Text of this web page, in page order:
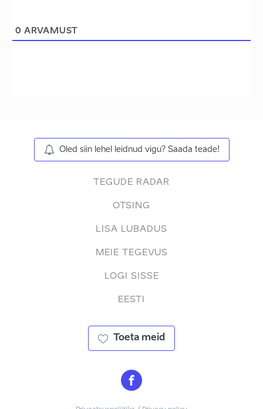
0 ARVAMUST
Oled siin lehel leidnud vigu? Saada teade!
TEGUDE RADAR
OTSING
LISA LUBADUS
MEIE TEGEVUS
LOGI SISSE
EESTI
Toeta meid